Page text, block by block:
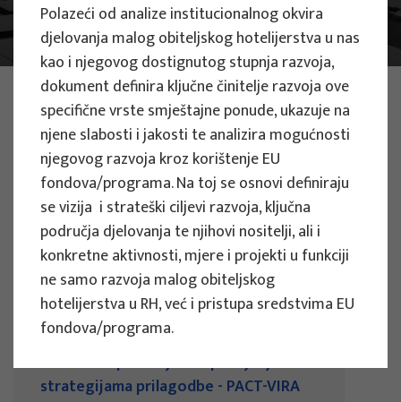
Projekti Znanstveni projekti
FOTO:ILUSTRATIVNA FOTOGRAFIJA
Projekti
ZNANSTVENI PROJEKTI
Procjena utjecaja klimatskih promjena
na turizam temeljen na prirodi: razvoj
indeksa ranjivosti i otpornosti
zaštićenih područja za upravljanje
strategijama prilagodbe - PACT-VIRA
Polazeći od analize institucionalnog okvira
djelovanja malog obiteljskog hotelijerstva u nas
kao i njegovog dostignutog stupnja razvoja,
dokument definira ključne činitelje razvoja ove
specifične vrste smještajne ponude, ukazuje na
njene slabosti i jakosti te analizira mogućnosti
njegovog razvoja kroz korištenje EU
fondova/programa. Na toj se osnovi definiraju
se vizija i strateški ciljevi razvoja, ključna
područja djelovanja te njihovi nositelji, ali i
konkretne aktivnosti, mjere i projekti u funkciji
ne samo razvoja malog obiteljskog
hotelijerstva u RH, već i pristupa sredstvima EU
fondova/programa.